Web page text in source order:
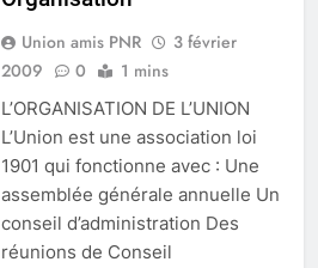
Union amis PNR
3 février
2009
0 1 mins
L’ORGANISATION DE L’UNION
L’Union est une association loi
1901 qui fonctionne avec : Une
assemblée générale annuelle Un
conseil d’administration Des
réunions de Conseil